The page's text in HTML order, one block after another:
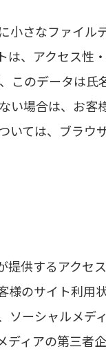
小さなファイル
、アクセス性
このデータは氏
い場合は、お客
いては、ブラウ
供するアクセ
様のサイト利用
ーシャルメデ
ィアの第三者企